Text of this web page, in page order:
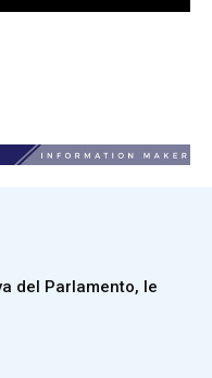
del Parlamento, le